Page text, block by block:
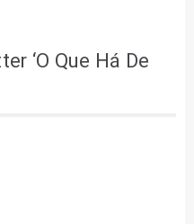
‘O Que Há De